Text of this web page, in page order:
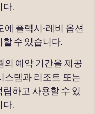
.
에 플렉시-레비 옵션
수 있습니다.
의 예약 기간을 제공
스템과 리조트 또는
하고 사용할 수 있
.